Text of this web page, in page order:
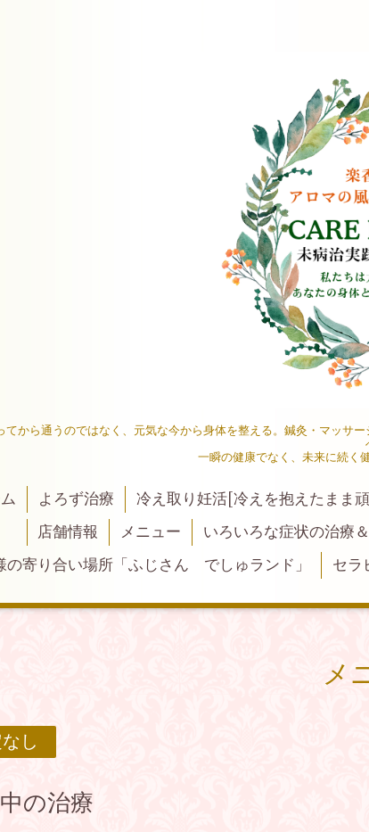
てから通うのではなく、元気な今から身体を整える。鍼灸・マッサ
一瞬の健康でなく、未来に続く
よろず治療 冷え取り妊活[冷えを抱えたまま
店舗情報
メニュー いろいろな症状の治療
の寄り合い場所「ふじさん でしゅランド」
セラ
メ
し
の治療